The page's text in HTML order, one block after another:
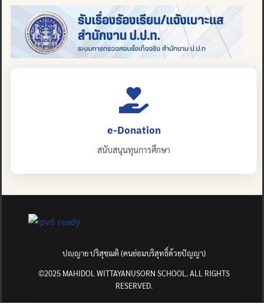
e-Donation
สนับสนุนทุนการศึกษา
ปญฺญาย ปริสุชฺฌติ (คนย่อมบริสุทธิ์ด้วยปัญญา)
©2025 MAHIDOL WITTAYANUSORN SCHOOL. ALL RIGHTS
RESERVED.